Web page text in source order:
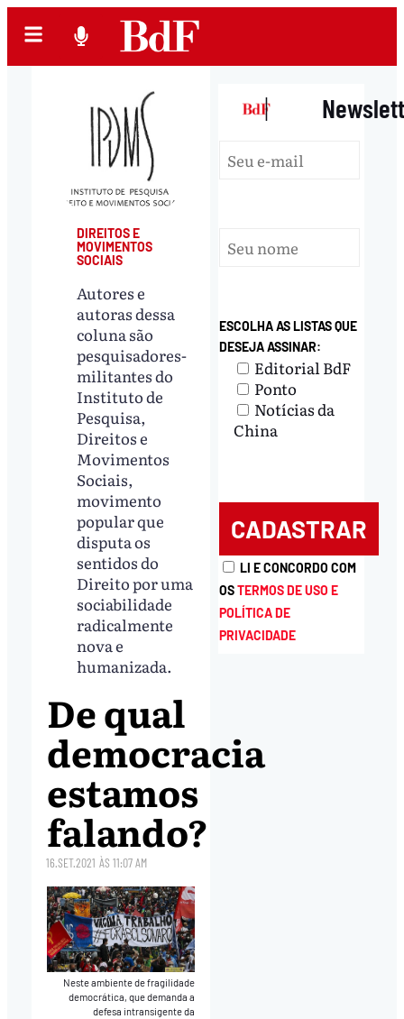
DIREITOS E
MOVIMENTOS
SOCIAIS
Autores e
autoras dessa
coluna são
pesquisadores-
militantes do
Instituto de
Pesquisa,
Direitos e
Movimentos
Sociais,
movimento
popular que
disputa os
sentidos do
Direito por uma
sociabilidade
radicalmente
nova e
humanizada.
De qual
democracia
estamos
falando?
16.SET.2021 ÀS11:07 AM
Neste ambiente de fragilidade
democrática, que demanda a
defesa intransigente da
|
ESCOLHA AS LISTAS QUE
DESEJA ASSINAR:
Editorial BdF
Ponto
Notícias da
China
LI E CONCORDO COM
OSTERMOS DE USO E
POLÍTICA DE
PRIVACIDADE